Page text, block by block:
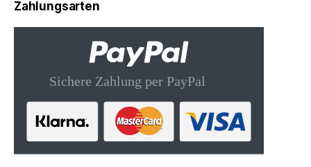
Zahlungsarten